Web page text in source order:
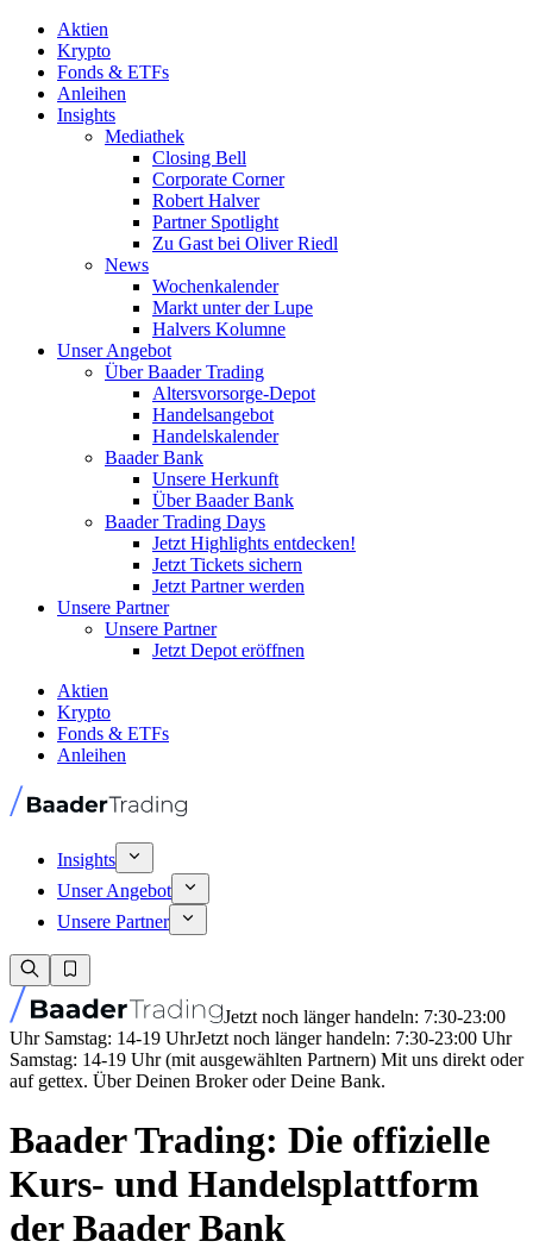
Aktien
Krypto
Fonds & ETFs
Anleihen
Insights
Mediathek
Closing Bell
Corporate Corner
Robert Halver
Partner Spotlight
Zu Gast bei Oliver Riedl
News
Wochenkalender
Markt unter der Lupe
Halvers Kolumne
Unser Angebot
Über Baader Trading
Altersvorsorge-Depot
Handelsangebot
Handelskalender
Baader Bank
Unsere Herkunft
Über Baader Bank
Baader Trading Days
Jetzt Highlights entdecken!
Jetzt Tickets sichern
Jetzt Partner werden
Unsere Partner
Unsere Partner
Jetzt Depot eröffnen
Aktien
Krypto
Fonds & ETFs
Anleihen
Insights
Unser Angebot
Unsere Partner
Jetzt noch länger handeln: 7:30-23:00
Uhr Samstag: 14-19 UhrJetzt noch länger handeln: 7:30-23:00 Uhr
Samstag: 14-19 Uhr (mit ausgewählten Partnern) Mit uns direkt oder
auf gettex. Über Deinen Broker oder Deine Bank.
Baader Trading: Die offizielle
Kurs- und Handelsplattform
der Baader Bank